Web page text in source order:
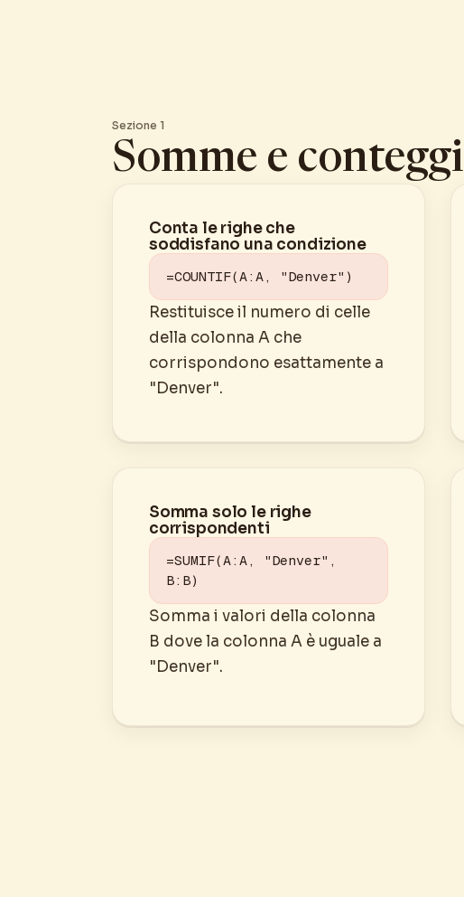
Sezione 1
Somme e conteggi
Conta le righe che
soddisfano una condizione
=COUNTIF(A:A, "Denver")
Restituisce il numero di celle
della colonna A che
corrispondono esattamente a
"Denver".
Somma solo le righe
corrispondenti
=SUMIF(A:A, "Denver",
B:B)
Somma i valori della colonna
B dove la colonna A è uguale a
"Denver".